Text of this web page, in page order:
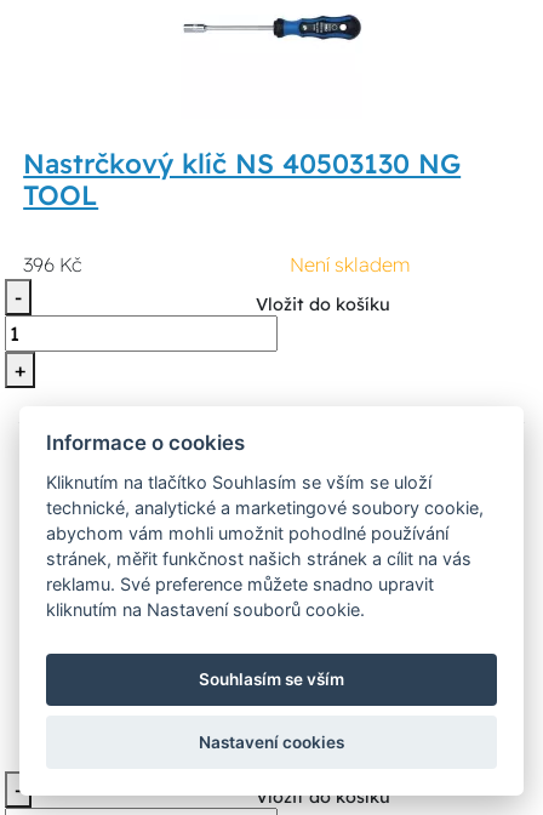
Nastrčkový klíč NS 40503130 NG
TOOL
396 Kč
Není skladem
-
+
Vložit do košíku
Nastrčkový klíč NS 40503120 NG
Na dotaz
-
Vložit do košíku
Informace o cookies
Kliknutím na tlačítko Souhlasím se vším se uloží
technické, analytické a marketingové soubory cookie,
abychom vám mohli umožnit pohodlné používání
stránek, měřit funkčnost našich stránek a cílit na vás
reklamu. Své preference můžete snadno upravit
kliknutím na Nastavení souborů cookie.
Souhlasím se vším
Nastavení cookies